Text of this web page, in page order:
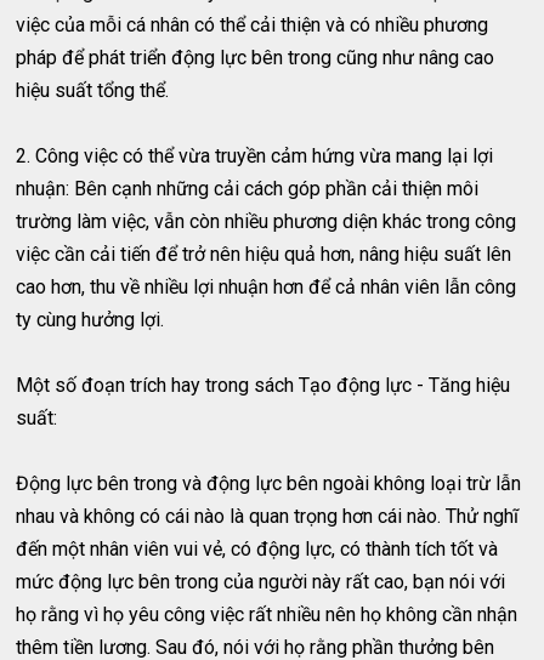
việc của mỗi cá nhân có thể cải thiện và có nhiều phương
pháp để phát triển động lực bên trong cũng như nâng cao
hiệu suất tổng thể.
2. Công việc có thể vừa truyền cảm hứng vừa mang lại lợi
nhuận: Bên cạnh những cải cách góp phần cải thiện môi
trường làm việc, vẫn còn nhiều phương diện khác trong công
việc cần cải tiến để trở nên hiệu quả hơn, nâng hiệu suất lên
cao hơn, thu về nhiều lợi nhuận hơn để cả nhân viên lẫn công
ty cùng hưởng lợi.
Một số đoạn trích hay trong sách Tạo động lực - Tăng hiệu
suất:
Động lực bên trong và động lực bên ngoài không loại trừ lẫn
nhau và không có cái nào là quan trọng hơn cái nào. Thử nghĩ
đến một nhân viên vui vẻ, có động lực, có thành tích tốt và
mức động lực bên trong của người này rất cao, bạn nói với
họ rằng vì họ yêu công việc rất nhiều nên họ không cần nhận
thêm tiền lương. Sau đó, nói với họ rằng phần thưởng bên